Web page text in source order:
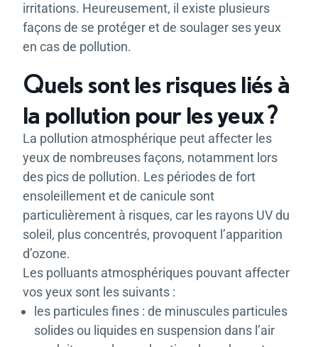
irritations. Heureusement, il existe plusieurs
façons de se protéger et de soulager ses yeux
en cas de pollution.
Quels sont les risques liés à
la pollution pour les yeux ?
La pollution atmosphérique peut affecter les
yeux de nombreuses façons, notamment lors
des pics de pollution. Les périodes de fort
ensoleillement et de canicule sont
particulièrement à risques, car les rayons UV du
soleil, plus concentrés, provoquent l’apparition
d’ozone.
Les polluants atmosphériques pouvant affecter
vos yeux sont les suivants :
les particules fines : de minuscules particules
solides ou liquides en suspension dans l’air